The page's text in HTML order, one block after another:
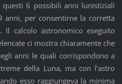
6 possibili anni lunistiziali
anni, per consentirne la corretta
Il calcolo astronomico eseguito
ci mostra chiaramente che
anni le quali corrispondono a
della Luna, ma con l’astro
esso raggiungeva la minima